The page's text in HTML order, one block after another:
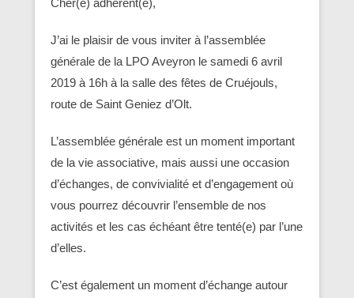
J’ai le plaisir de vous inviter à l’assemblée
générale de la LPO Aveyron le samedi 6 avril
2019 à 16h à la salle des fêtes de Cruéjouls,
route de Saint Geniez d’Olt.
L’assemblée générale est un moment important
de la vie associative, mais aussi une occasion
d’échanges, de convivialité et d’engagement où
vous pourrez découvrir l’ensemble de nos
activités et les cas échéant être tenté(e) par l’une
d’elles.
C’est également un moment d’échange autour